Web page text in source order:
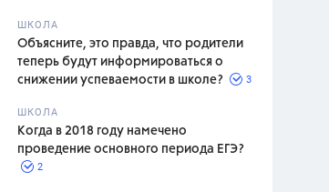
ШКОЛА
Объясните, это правда, что родители
теперь будут информироваться о
снижении успеваемости в школе?
3
ШКОЛА
Когда в 2018 году намечено
проведение основного периода ЕГЭ?
2